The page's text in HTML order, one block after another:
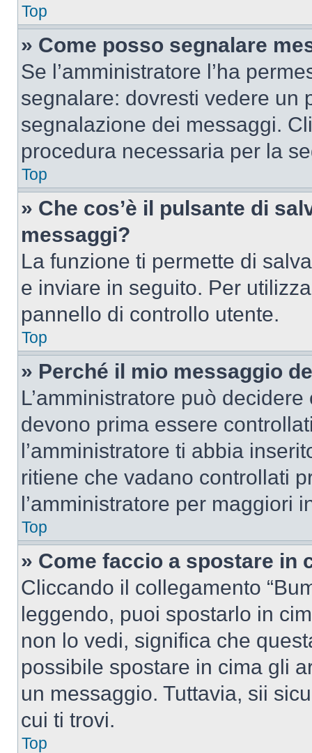
Top
» Come posso segnalare
Se l’amministratore l’ha
segnalare: dovresti vedere un
segnalazione dei messaggi.
procedura necessaria per la
Top
» Che cos’è il pulsante di
messaggi?
La funzione ti permette di
e inviare in seguito. Per
pannello di controllo utente.
Top
» Perché il mio messaggio
L’amministratore può
devono prima essere
l’amministratore ti abbia
ritiene che vadano controllati
l’amministratore per maggiori
Top
» Come faccio a spostare in
Cliccando il collegamento
leggendo, puoi spostarlo in
non lo vedi, significa che
possibile spostare in cima gli
un messaggio. Tuttavia, sii
cui ti trovi.
Top